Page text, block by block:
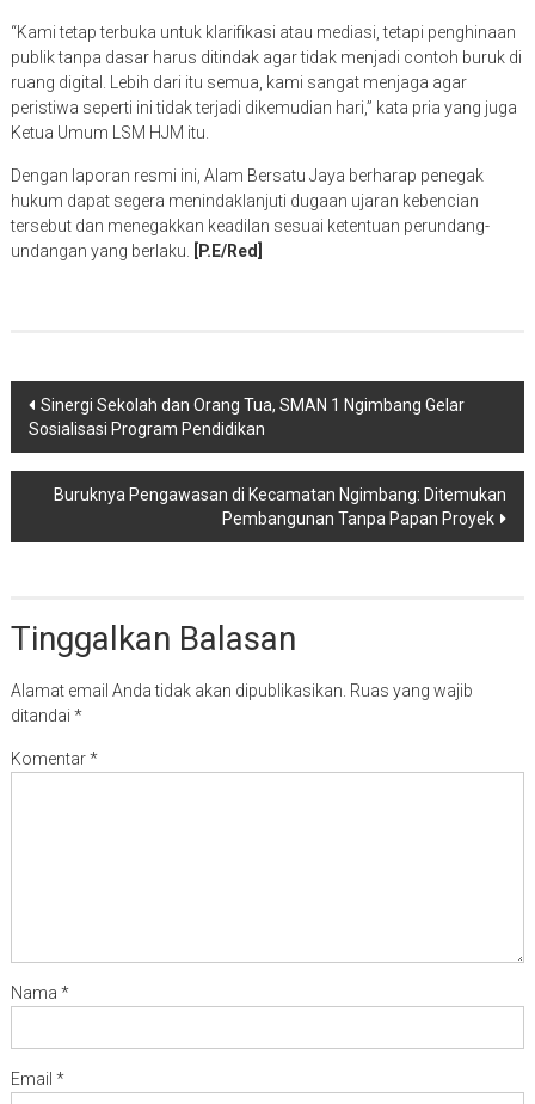
“Kami tetap terbuka untuk klarifikasi atau mediasi, tetapi penghinaan
publik tanpa dasar harus ditindak agar tidak menjadi contoh buruk di
ruang digital. Lebih dari itu semua, kami sangat menjaga agar
peristiwa seperti ini tidak terjadi dikemudian hari,” kata pria yang juga
Ketua Umum LSM HJM itu.
Dengan laporan resmi ini, Alam Bersatu Jaya berharap penegak
hukum dapat segera menindaklanjuti dugaan ujaran kebencian
tersebut dan menegakkan keadilan sesuai ketentuan perundang-
undangan yang berlaku.
[P.E/Red]
Navigasi
pos
Sinergi Sekolah dan Orang Tua, SMAN 1 Ngimbang Gelar
Sosialisasi Program Pendidikan
Buruknya Pengawasan di Kecamatan Ngimbang: Ditemukan
Pembangunan Tanpa Papan Proyek
Tinggalkan Balasan
Alamat email Anda tidak akan dipublikasikan. Ruas yang wajib
ditandai *
Komentar*
Nama *
Email *